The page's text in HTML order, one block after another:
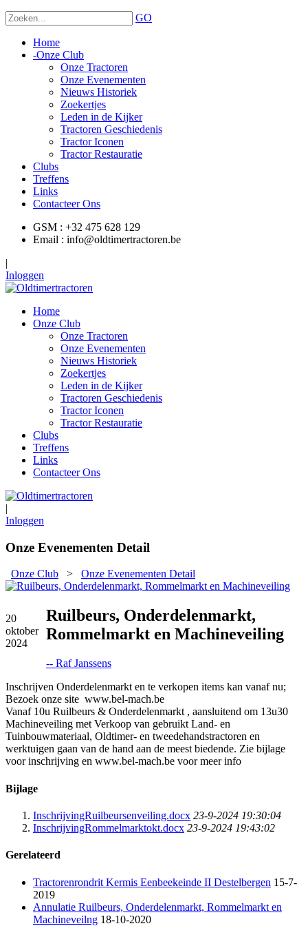
GO
Home
-Onze Club
Onze Tractoren
Onze Evenementen
Nieuws Historiek
Zoekertjes
Leden in de Kijker
Tractoren Geschiedenis
Tractor Iconen
Tractor Restauratie
Clubs
Treffens
Links
Contacteer Ons
GSM : +32 475 628 129
Email : info@oldtimertractoren.be
|
Inloggen
Home
Onze Club
Onze Tractoren
Onze Evenementen
Nieuws Historiek
Zoekertjes
Leden in de Kijker
Tractoren Geschiedenis
Tractor Iconen
Tractor Restauratie
Clubs
Treffens
Links
Contacteer Ons
|
Inloggen
Onze Evenementen Detail
Onze Club > Onze Evenementen Detail
20
oktober
2024
Ruilbeurs, Onderdelenmarkt,
Rommelmarkt en Machineveiling
-- Raf Janssens
Inschrijven Onderdelenmarkt en te verkopen items kan vanaf nu;
Bezoek onze site www.bel-mach.be
Vanaf 10u Ruilbeurs & Onderdelenmarkt , aansluitend om 13u30
Machineveiling met Verkoop van gebruikt Land- en
Tuinbouwmateriaal, Oldtimer- en tweedehandstractoren en
werktuigen gaan van de hand aan de meest biedende. Zie bijlage
voor inschrijving en www.bel-mach.be voor meer info
Bijlage
InschrijvingRuilbeursenveiling.docx 23-9-2024 19:30:04
InschrijvingRommelmarktokt.docx 23-9-2024 19:43:02
Gerelateerd
Tractorenrondrit Kermis Eenbeekeinde II Destelbergen 15-7-
2019
Annulatie Ruilbeurs, Onderdelenmarkt, Rommelmarkt en
Machineveilng 18-10-2020